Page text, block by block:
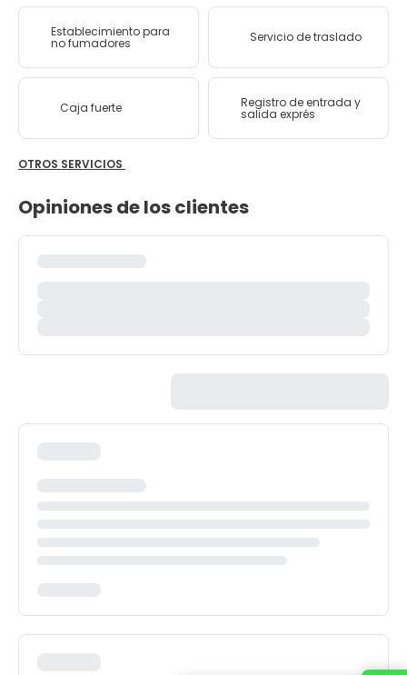
Establecimiento para
no fumadores Servicio de traslado
Caja fuerte Registro de entrada y
salida exprés
OTROS SERVICIOS
Opiniones de los clientes